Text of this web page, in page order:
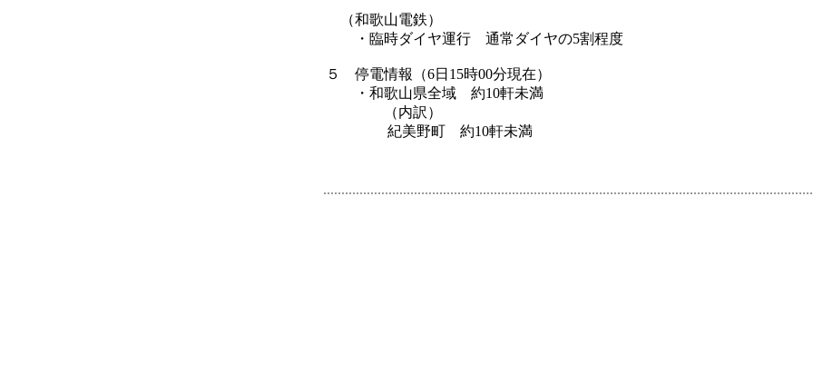
（和歌山電鉄）
・臨時ダイヤ運行 通常ダイヤの5割程度
５ 停電情報（6日15時00分現在）
・和歌山県全域 約10軒未満
（内訳）
紀美野町 約10軒未満